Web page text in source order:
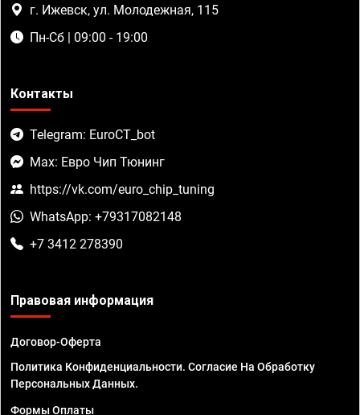
г. Ижевск, ул. Молодежная, 115
Пн-Сб | 09:00 - 19:00
Контакты
Telegram: EuroCT_bot
Max: Евро Чип Тюнинг
https://vk.com/euro_chip_tuning
WhatsApp: +79317082148
+7 3412 278390
Правовая информация
Договор-Оферта
Политика Конфиденциальности. Согласие На Обработку
Персональных Данных.
Формы Оплаты